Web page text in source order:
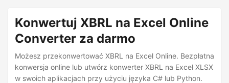
Konwertuj XBRL na Excel Online
Converter za darmo
Możesz przekonwertować XBRL na Excel Online. Bezpłatna
konwersja online lub utwórz konwerter XBRL na Excel XLSX
w swoich aplikacjach przy użyciu języka C# lub Python.